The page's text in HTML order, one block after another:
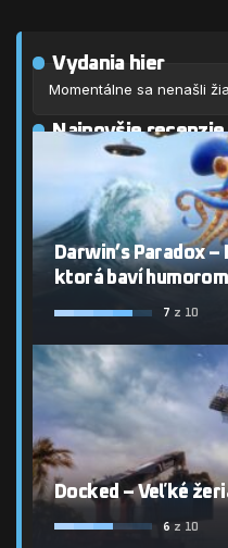
Vydania hier
Momentálne sa nenašli
Najnovšie recenzie
Darwin’s Paradox
ktorá baví
7 z 10
Docked – Veľké
6 z 10